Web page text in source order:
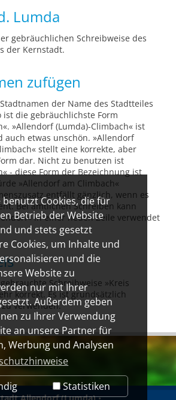
benutzt Cookies, die für
Betrieb der Website
und stets gesetzt
Cookies, um Inhalte und
und die
Website zu
nur mit Ihrer
Außerdem geben
zu Ihrer Verwendung
an unsere Partner für
Werbung und Analysen
Statistiken
Lumda
gebräuchlichen Schreibweise des
der Kernstadt.
zufügen
der Name des Stadtteiles
die gebräuchlichste Form
»Allendorf (Lumda)-Climbach« ist
auch etwas unschön. »Allendorf
stellt eine korrekte, aber
dar. Nicht zu benutzen ist
- diese Form der Bezeichnung ist
»Allendorf am Climbach«
entfällt gänzlich, wenn es
Bei amtlichen Schreiben kann
in einer neuen Zeile verwendet
Schreibweise »Kreis
korrekt. Es ist grundsätzlich
verwenden.